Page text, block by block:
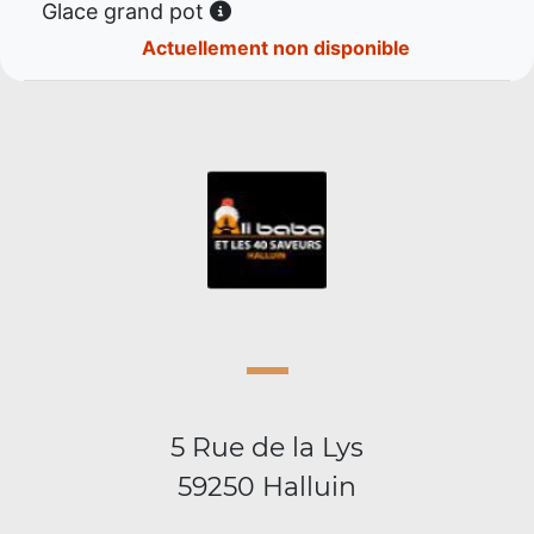
Glace grand pot
Actuellement non disponible
5 Rue de la Lys
59250 Halluin